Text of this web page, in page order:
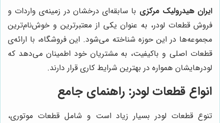
ایران هیدرولیک مرکزی با سابقه‌ای درخشان در زمینه‌ی واردات و
فروش قطعات لودر، به عنوان یکی از معتبرترین و خوش‌نام‌ترین
مجموعه‌ها در این حوزه شناخته می‌شود. این فروشگاه، با ارائه‌ی
قطعات اصلی و باکیفیت، به مشتریان خود اطمینان می‌دهد که
لودرهایشان همواره در بهترین شرایط کاری قرار دارند.
انواع قطعات لودر: راهنمای جامع
تنوع قطعات لودر بسیار زیاد است و شامل قطعات موتوری،